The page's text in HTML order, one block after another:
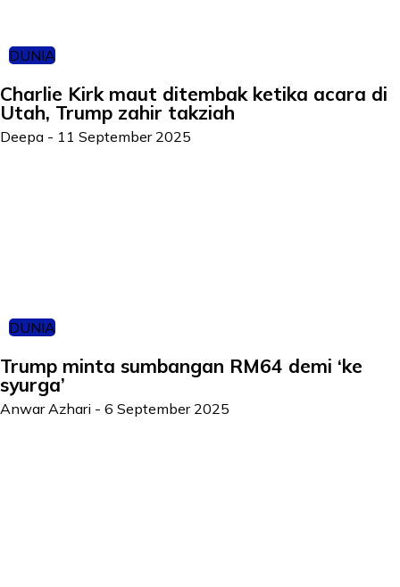
DUNIA
Charlie Kirk maut ditembak ketika acara di
Utah, Trump zahir takziah
Deepa - 11 September 2025
DUNIA
Trump minta sumbangan RM64 demi ‘ke
syurga’
Anwar Azhari - 6 September 2025